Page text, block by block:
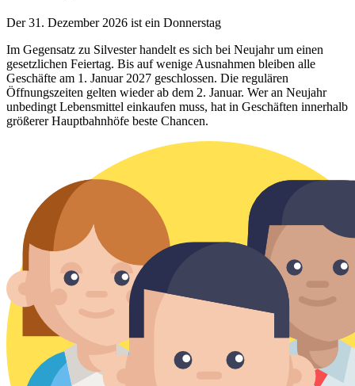
Der 31. Dezember 2026 ist ein Donnerstag
Im Gegensatz zu Silvester handelt es sich bei Neujahr um einen
gesetzlichen Feiertag. Bis auf wenige Ausnahmen bleiben alle
Geschäfte am 1. Januar 2027 geschlossen. Die regulären
Öffnungszeiten gelten wieder ab dem 2. Januar. Wer an Neujahr
unbedingt Lebensmittel einkaufen muss, hat in Geschäften innerhalb
größerer Hauptbahnhöfe beste Chancen.